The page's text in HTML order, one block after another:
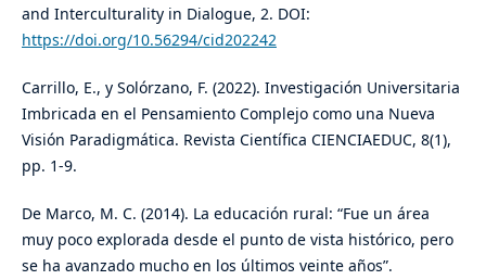
and Interculturality in Dialogue, 2. DOI:
https://doi.org/10.56294/cid202242
Carrillo, E., y Solórzano, F. (2022). Investigación Universitaria
Imbricada en el Pensamiento Complejo como una Nueva
Visión Paradigmática. Revista Científica CIENCIAEDUC, 8(1),
pp. 1-9.
De Marco, M. C. (2014). La educación rural: “Fue un área
muy poco explorada desde el punto de vista histórico, pero
se ha avanzado mucho en los últimos veinte años”.